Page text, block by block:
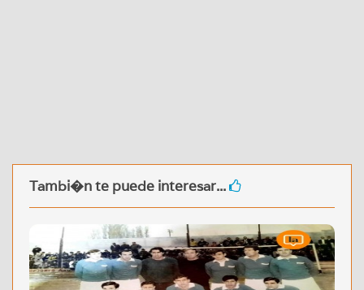
Tambi�n te puede interesar...